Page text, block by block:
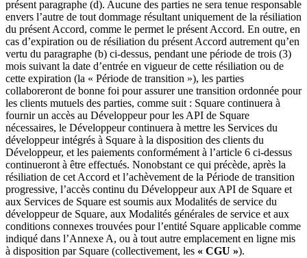
présent paragraphe (d). Aucune des parties ne sera tenue responsable
envers l’autre de tout dommage résultant uniquement de la résiliation
du présent Accord, comme le permet le présent Accord. En outre, en
cas d’expiration ou de résiliation du présent Accord autrement qu’en
vertu du paragraphe (b) ci-dessus, pendant une période de trois (3)
mois suivant la date d’entrée en vigueur de cette résiliation ou de
cette expiration (la « Période de transition »), les parties
collaboreront de bonne foi pour assurer une transition ordonnée pour
les clients mutuels des parties, comme suit : Square continuera à
fournir un accès au Développeur pour les API de Square
nécessaires, le Développeur continuera à mettre les Services du
développeur intégrés à Square à la disposition des clients du
Développeur, et les paiements conformément à l’article 6 ci-dessus
continueront à être effectués. Nonobstant ce qui précède, après la
résiliation de cet Accord et l’achèvement de la Période de transition
progressive, l’accès continu du Développeur aux API de Square et
aux Services de Square est soumis aux Modalités de service du
développeur de Square, aux Modalités générales de service et aux
conditions connexes trouvées pour l’entité Square applicable comme
indiqué dans l’Annexe A, ou à tout autre emplacement en ligne mis
à disposition par Square (collectivement, les « CGU »).